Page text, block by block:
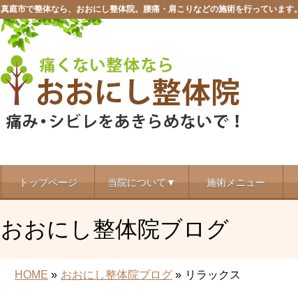
真庭市で整体なら、おおにし整体院。腰痛・肩こりなどの施術を行っています。
トップページ 当院について▼ 施術メニュー
おおにし整体院ブログ
HOME » おおにし整体院ブログ » リラックス